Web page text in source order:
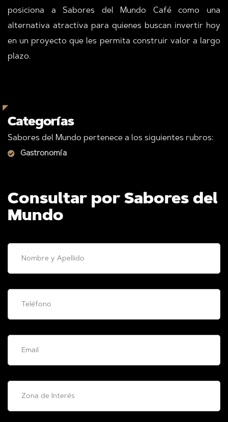
posiciona a Sabores del Mundo Café como una
alternativa atractiva para quienes buscan invertir hoy
en un proyecto que les permita construir valor a largo
plazo.
Categorías
Sabores del Mundo pertenece a los siguientes rubros:
Gastronomía
Consultar por Sabores del
Mundo